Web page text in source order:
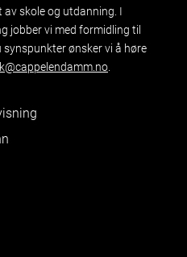
skole og utdanning. I
jobber vi med formidling til
ønsker vi å høre